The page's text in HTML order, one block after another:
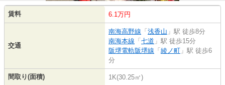
賃料 6.1万円
交通
南海高野線 「 浅香山 」駅 徒歩8分
南海本線 「 七道 」駅 徒歩15分
阪堺電軌阪堺線 「 綾ノ町 」駅 徒歩6
分
間取り(面積) 1K(30.25㎡)